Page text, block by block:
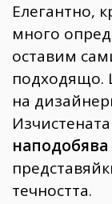
237
Здраве
Wellness
Елегантно,
много
оставим
подходящо.
на
течността.